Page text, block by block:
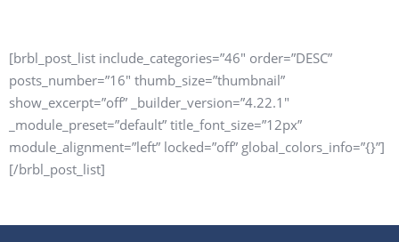
[brbl_post_list include_categories=”46″ order=”DESC”
posts_number=”16″ thumb_size=”thumbnail”
show_excerpt=”off” _builder_version=”4.22.1″
_module_preset=”default” title_font_size=”12px”
module_alignment=”left” locked=”off” global_colors_info=”{}”]
[/brbl_post_list]